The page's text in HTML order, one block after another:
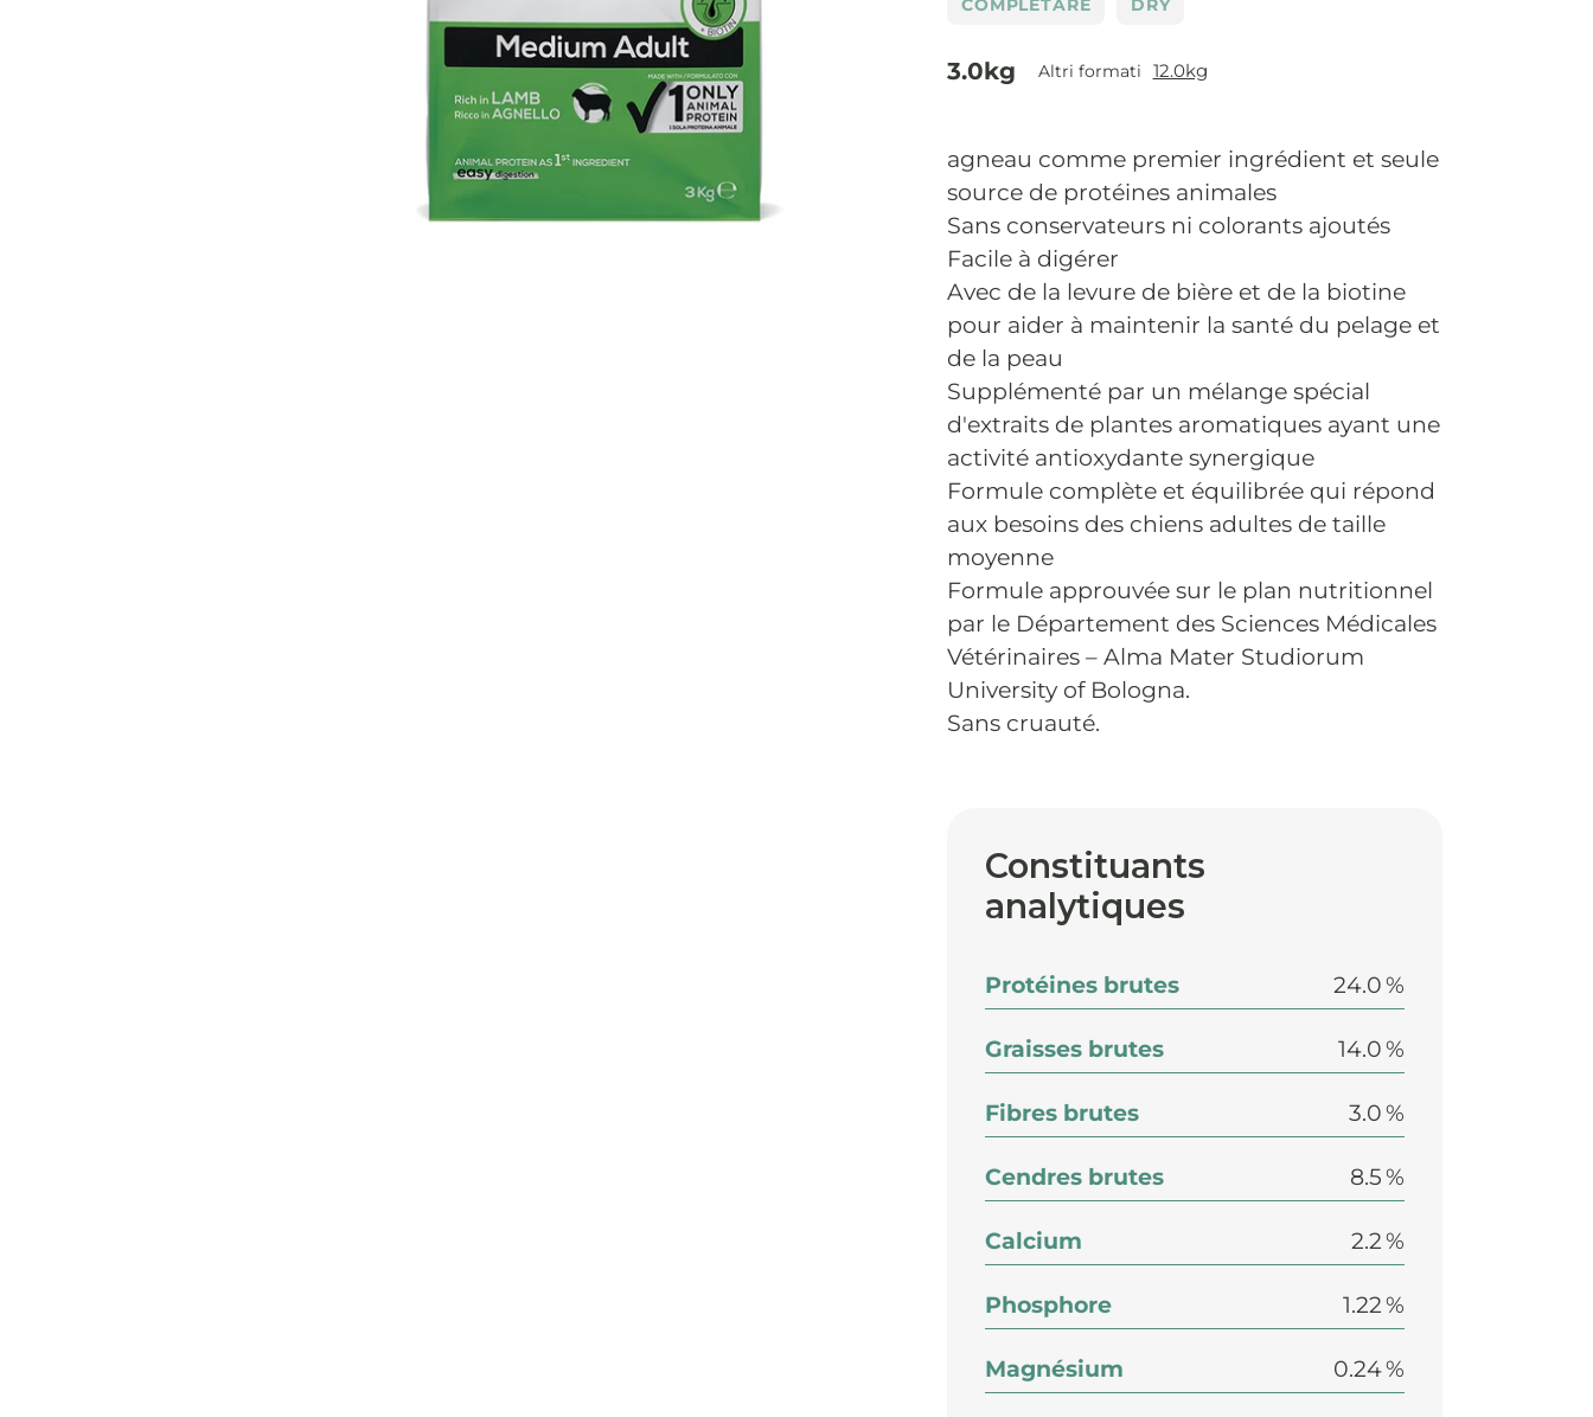
COMPLETARE DRY
3.0kg Altri formati 12.0kg
agneau comme premier ingrédient et seule
source de protéines animales
Sans conservateurs ni colorants ajoutés
Facile à digérer
Avec de la levure de bière et de la biotine
pour aider à maintenir la santé du pelage et
de la peau
Supplémenté par un mélange spécial
d'extraits de plantes aromatiques ayant une
activité antioxydante synergique
Formule complète et équilibrée qui répond
aux besoins des chiens adultes de taille
moyenne
Formule approuvée sur le plan nutritionnel
par le Département des Sciences Médicales
Vétérinaires – Alma Mater Studiorum
University of Bologna.
Sans cruauté.
Constituants
analytiques
Protéines brutes 24.0 %
Graisses brutes 14.0 %
Fibres brutes 3.0 %
Cendres brutes 8.5 %
Calcium 2.2 %
Phosphore 1.22 %
Magnésium 0.24 %